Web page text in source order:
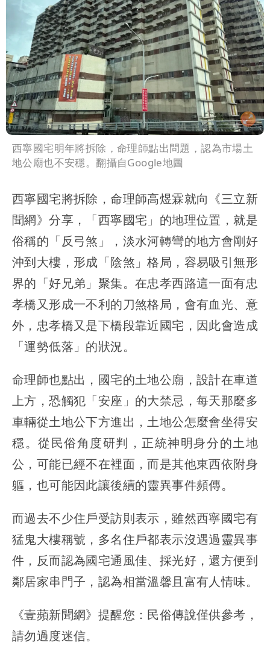
西寧國宅明年將拆除，命理師點出問題，認為市場土
地公廟也不安穩。翻攝自Google地圖
西寧國宅將拆除，命理師高煜霖就向《三立新
聞網》分享，「西寧國宅」的地理位置，就是
俗稱的「反弓煞」，淡水河轉彎的地方會剛好
沖到大樓，形成「陰煞」格局，容易吸引無形
界的「好兄弟」聚集。在忠孝西路這一面有忠
孝橋又形成一不利的刀煞格局，會有血光、意
外，忠孝橋又是下橋段靠近國宅，因此會造成
「運勢低落」的狀況。
命理師也點出，國宅的土地公廟，設計在車道
上方，恐觸犯「安座」的大禁忌，每天那麼多
車輛從土地公下方進出，土地公怎麼會坐得安
穩。從民俗角度研判，正統神明身分的土地
公，可能已經不在裡面，而是其他東西依附身
軀，也可能因此讓後續的靈異事件頻傳。
而過去不少住戶受訪則表示，雖然西寧國宅有
猛鬼大樓稱號，多名住戶都表示沒遇過靈異事
件，反而認為國宅通風佳、採光好，還方便到
鄰居家串門子，認為相當溫馨且富有人情味。
《壹蘋新聞網》提醒您：民俗傳說僅供參考，
請勿過度迷信。